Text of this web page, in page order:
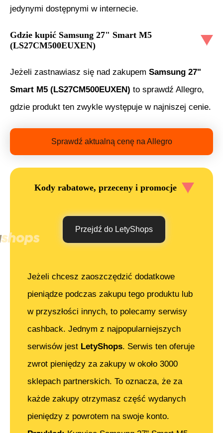
jedynymi dostępnymi w internecie.
Gdzie kupić Samsung 27" Smart M5
(LS27CM500EUXEN)
Jeżeli zastnawiasz się nad zakupem Samsung 27"
Smart M5 (LS27CM500EUXEN) to sprawdź Allegro,
gdzie produkt ten zwykle występuje w najniszej cenie.
Sprawdź aktualną cenę na Allegro
Kody rabatowe, przeceny i promocje
Przejdź do LetyShops
Jeżeli chcesz zaoszczędzić dodatkowe
pieniądze podczas zakupu tego produktu lub
w przyszłości innych, to polecamy serwisy
cashback. Jednym z najpopularniejszych
serwisów jest LetyShops. Serwis ten oferuje
zwrot pieniędzy za zakupy w około 3000
sklepach partnerskich. To oznacza, że za
każde zakupy otrzymasz część wydanych
pieniędzy z powrotem na swoje konto.